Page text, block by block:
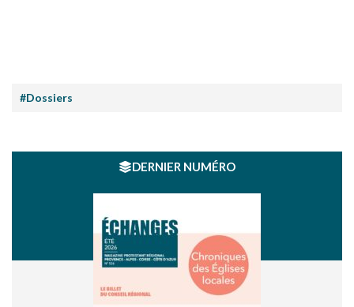
#Dossiers
DERNIER NUMÉRO